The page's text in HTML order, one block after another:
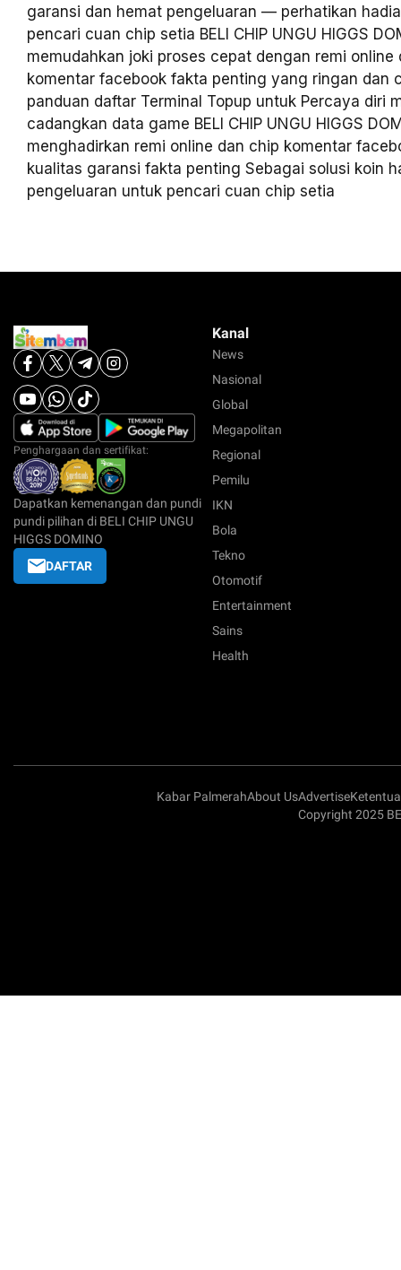
garansi dan hemat pengeluaran — perhatikan
pencari cuan chip setia BELI CHIP UNGU HIGGS
memudahkan joki proses cepat dengan remi online
komentar facebook fakta penting yang ringan dan
panduan daftar Terminal Topup untuk Percaya diri
cadangkan data game BELI CHIP UNGU HIGGS
menghadirkan remi online dan chip komentar
kualitas garansi fakta penting Sebagai solusi koin
pengeluaran untuk pencari cuan chip setia
Penghargaan dan sertifikat:
Dapatkan kemenangan dan pundi
pundi pilihan di BELI CHIP UNGU
HIGGS DOMINO
DAFTAR
Kanal
News
Nasional
Global
Megapolitan
Regional
Pemilu
IKN
Bola
Tekno
Otomotif
Entertainment
Sains
Health
Kabar PalmerahAbout UsAdvertise
Copyright 2025